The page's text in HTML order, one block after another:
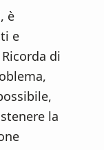
è
e
di
la